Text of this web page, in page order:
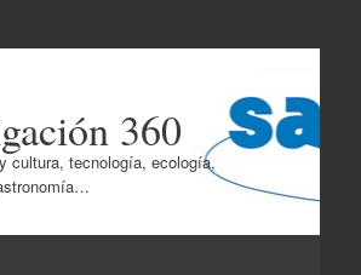
360
cultura, tecnología, ecología,